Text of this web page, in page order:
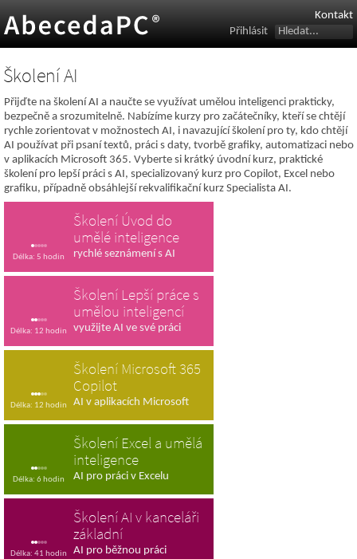
Kontakt
Přihlásit
Školení AI
Přijďte na školení AI a naučte se využívat umělou inteligenci prakticky,
bezpečně a srozumitelně. Nabízíme kurzy pro začátečníky, kteří se chtějí
rychle zorientovat v možnostech AI, i navazující školení pro ty, kdo chtějí
AI používat při psaní textů, práci s daty, tvorbě grafiky, automatizaci nebo
v aplikacích Microsoft 365. Vyberte si krátký úvodní kurz, praktické
školení pro lepší práci s AI, specializovaný kurz pro Copilot, Excel nebo
grafiku, případně obsáhlejší rekvalifikační kurz Specialista AI.
Délka: 5 hodin
Školení Úvod do
umělé inteligence
rychlé seznámení s AI
Délka: 12 hodin
Školení Lepší práce s
umělou inteligencí
využijte AI ve své práci
Délka: 12 hodin
Školení Microsoft 365
Copilot
AI v aplikacích Microsoft
Délka: 6 hodin
Školení Excel a umělá
inteligence
AI pro práci v Excelu
Délka: 41 hodin
Školení AI v kanceláři
základní
AI pro běžnou práci